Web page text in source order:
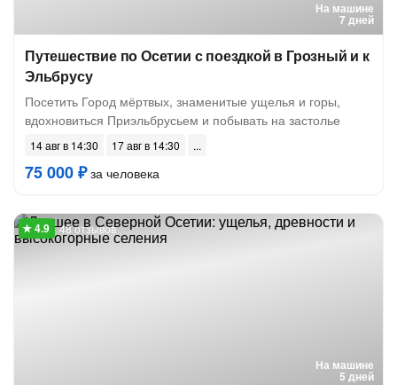
На машине
7 дней
Путешествие по Осетии с поездкой в Грозный и к
Эльбрусу
Посетить Город мёртвых, знаменитые ущелья и горы,
вдохновиться Приэльбрусьем и побывать на застолье
14 авг в 14:30 17 авг в 14:30
75 000 ₽за человека
На машине
5 дней
48 отзывов